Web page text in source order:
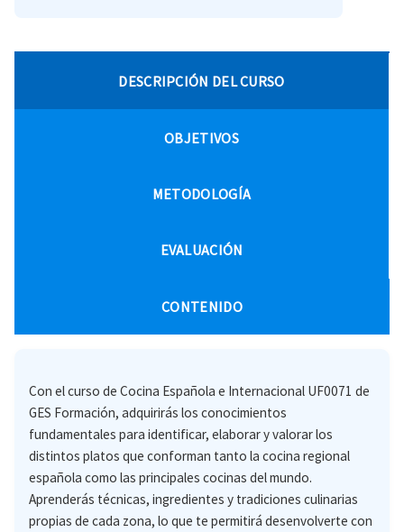
DESCRIPCIÓN DEL CURSO
OBJETIVOS
METODOLOGÍA
EVALUACIÓN
CONTENIDO
Con el curso de Cocina Española e Internacional UF0071 de
GES Formación, adquirirás los conocimientos
fundamentales para identificar, elaborar y valorar los
distintos platos que conforman tanto la cocina regional
española como las principales cocinas del mundo.
Aprenderás técnicas, ingredientes y tradiciones culinarias
propias de cada zona, lo que te permitirá desenvolverte con